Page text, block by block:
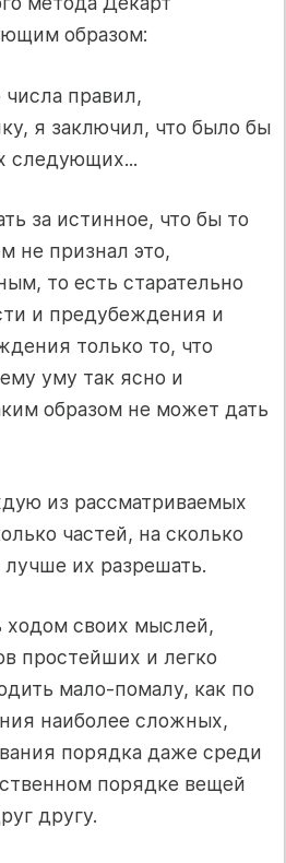
образом:
числа правил,
я заключил, что было бы
следующих...
за истинное, что бы то
не признал это,
то есть старательно
и предубеждения и
только то, что
уму так ясно и
образом не может дать
из рассматриваемых
частей, на сколько
их разрешать.
ходом своих мыслей,
простейших и легко
мало-помалу, как по
наиболее сложных,
порядка даже среди
порядке вещей
другу.